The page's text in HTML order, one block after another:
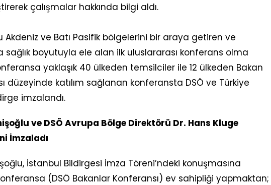
çalışmalar hakkında bilgi aldı.
Akdeniz ve Batı Pasifik bölgelerini bir araya getiren ve
sağlık boyutuyla ele alan ilk uluslararası konferans olma
yaklaşık 40 ülkeden temsilciler ile 12 ülkeden Bakan
düzeyinde katılım sağlanan konferansta DSÖ ve Türkiye
imzalandı.
ve DSÖ Avrupa Bölge Direktörü Dr. Hans Kluge
İmzaladı
İstanbul Bildirgesi İmza Töreni’ndeki konuşmasına
(DSÖ Bakanlar Konferansı) ev sahipliği yapmaktan;